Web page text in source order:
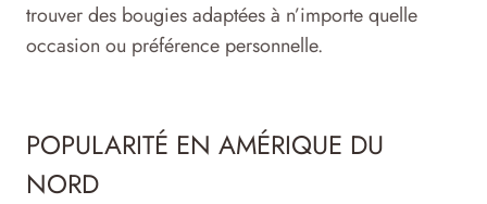
trouver des bougies adaptées à n’importe quelle
occasion ou préférence personnelle.
POPULARITÉ EN AMÉRIQUE DU
NORD